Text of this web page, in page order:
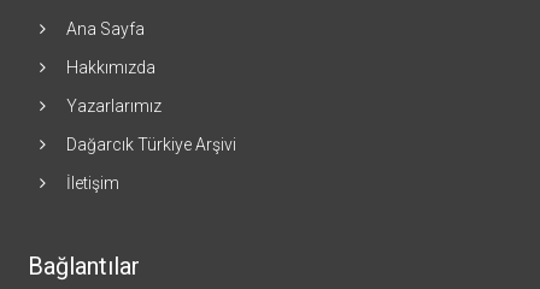
Ana Sayfa
Hakkımızda
Yazarlarımız
Dağarcık Türkiye Arşivi
İletişim
Bağlantılar